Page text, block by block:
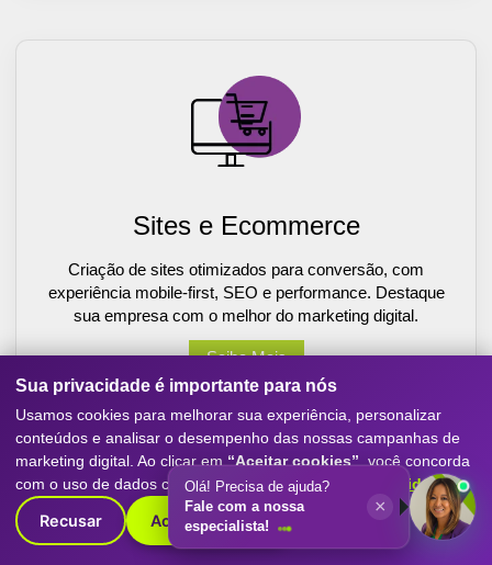
Sites e Ecommerce
Criação de sites otimizados para conversão, com
experiência mobile-first, SEO e performance. Destaque
sua empresa com o melhor do marketing digital.
Saiba Mais
Sua privacidade é importante para nós
Usamos cookies para melhorar sua experiência, personalizar
conteúdos e analisar o desempenho das nossas campanhas de
marketing digital. Ao clicar em “Aceitar cookies” , você concorda
com o uso de dados conforme nossaPolítica de Privacidade.
Recusar Aceitar cookies
Olá! Precisa de ajuda?
Fale com a nossa
especialista!
×